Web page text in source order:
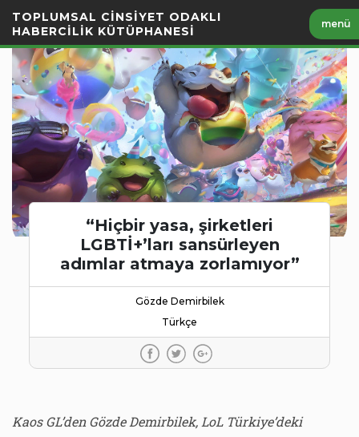
Geç
TOPLUMSAL CİNSİYET ODAKLI
HABERCİLİK KÜTÜPHANESİ
menü
“Hiçbir yasa, şirketleri
LGBTİ+’ları sansürleyen
adımlar atmaya zorlamıyor”
Gözde Demirbilek
Türkçe
Kaos GL’den Gözde Demirbilek, LoL Türkiye’deki